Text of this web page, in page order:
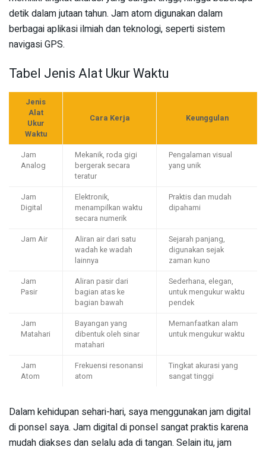
detik dalam jutaan tahun. Jam atom digunakan dalam
berbagai aplikasi ilmiah dan teknologi, seperti sistem
navigasi GPS.
Tabel Jenis Alat Ukur Waktu
Jenis
Alat
Ukur
Waktu
Cara Kerja Keunggulan
Jam
Analog
Mekanik, roda gigi
bergerak secara
teratur
Pengalaman visual
yang unik
Jam
Digital
Elektronik,
menampilkan waktu
secara numerik
Praktis dan mudah
dipahami
Jam Air
Aliran air dari satu
wadah ke wadah
lainnya
Sejarah panjang,
digunakan sejak
zaman kuno
Jam
Pasir
Aliran pasir dari
bagian atas ke
bagian bawah
Sederhana, elegan,
untuk mengukur waktu
pendek
Jam
Matahari
Bayangan yang
dibentuk oleh sinar
matahari
Memanfaatkan alam
untuk mengukur waktu
Jam
Atom
Frekuensi resonansi
atom
Tingkat akurasi yang
sangat tinggi
Dalam kehidupan sehari-hari, saya menggunakan jam digital
di ponsel saya. Jam digital di ponsel sangat praktis karena
mudah diakses dan selalu ada di tangan. Selain itu, jam